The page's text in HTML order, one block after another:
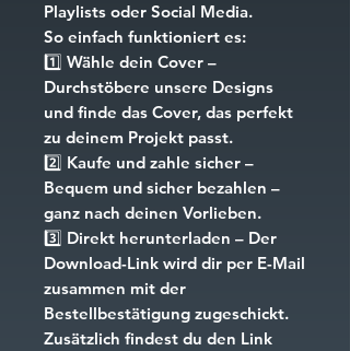
Playlists oder Social Media.
So einfach funktioniert es:
1️⃣ Wähle dein Cover –
Durchstöbere unsere Designs
und finde das Cover, das perfekt
zu deinem Projekt passt.
2️⃣ Kaufe und zahle sicher –
Bequem und sicher bezahlen –
ganz nach deinen Vorlieben.
3️⃣ Direkt herunterladen – Der
Download-Link wird dir per E-Mail
zusammen mit der
Bestellbestätigung zugeschickt.
Zusätzlich findest du den Link